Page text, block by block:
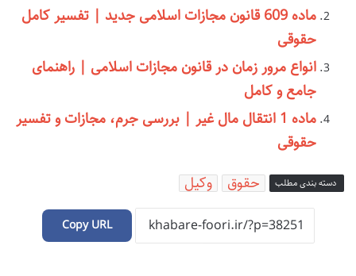
ماده 609 قانون مجازات اسلامی جدید | تفسیر کامل
حقوقی
انواع مرور زمان در قانون مجازات اسلامی | راهنمای
جامع و کامل
ماده 1 انتقال مال غیر | بررسی جرم، مجازات و تفسیر
حقوقی
دسته بندی مطلب حقوق وکیل
Copy URL